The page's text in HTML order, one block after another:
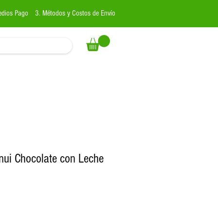
Pago 3. Métodos y Costos de Envío
Chocolate con Leche